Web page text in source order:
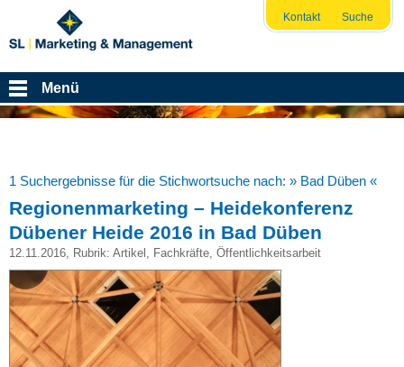
Kontakt Suche
Menü
1 Suchergebnisse für die Stichwortsuche nach: » Bad Düben «
Regionenmarketing – Heidekonferenz
Dübener Heide 2016 in Bad Düben
12.11.2016, Rubrik: Artikel , Fachkräfte, Öffentlichkeitsarbeit